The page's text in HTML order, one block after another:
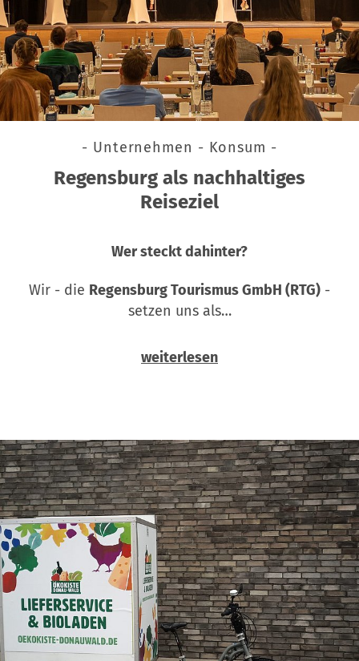
- Unternehmen - Konsum -
Regensburg als nachhaltiges
Reiseziel
Wer steckt dahinter?
Wir - die Regensburg Tourismus GmbH (RTG) -
setzen uns als…
weiterlesen